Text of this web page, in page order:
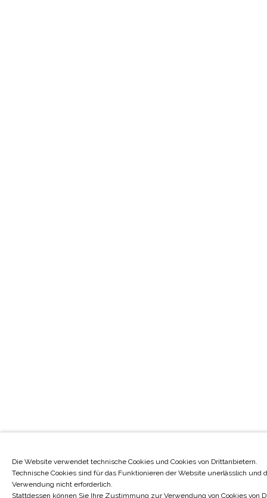
Die Website verwendet technische Cookies und Cookies von Drittanbietern.
Technische Cookies sind für das Funktionieren der Website unerlässlich
Verwendung nicht erforderlich.
Stattdessen können Sie Ihre Zustimmung zur Verwendung von Cookies von